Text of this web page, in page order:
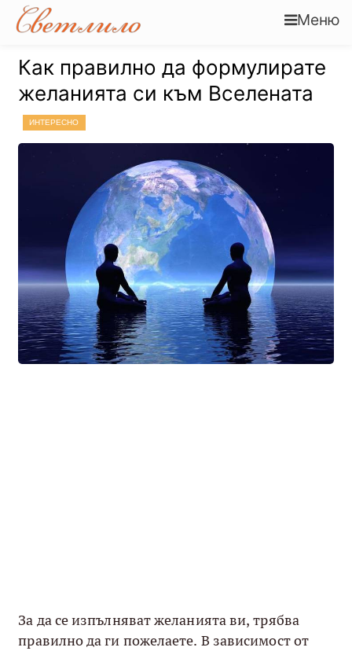
Меню
Как правилно да формулирате
желанията си към Вселената
ИНТЕРЕСНО
За да се изпълняват желанията ви, трябва
правилно да ги пожелаете. В зависимост от